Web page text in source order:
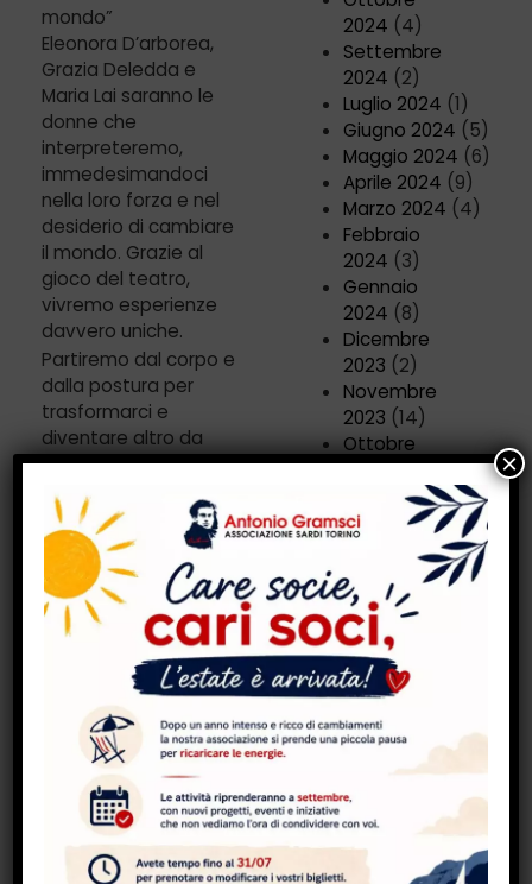
mondo”
Eleonora D’arborea,
Grazia Deledda e
Maria Lai saranno le
donne che
interpreteremo,
immedesimandoci
nella loro forza e nel
desiderio di cambiare
il mondo. Grazie al
gioco del teatro,
vivremo esperienze
davvero uniche.
Partiremo dal corpo e
dalla postura per
trasformarci e
diventare altro da
noi. Useremo la voce
e l’immaginazione per
evolvere e
permetterci di
provare emozioni
profonde, farci forti e
sicure, tanto da
ancorarci alla terra.
Questa rivoluzione ci
renderà solide, ma
allo stesso tempo
elastiche, pronte ai
cambiamenti della
vita e agli scossoni
2024 (4)
Settembre
2024 (2)
Luglio 2024 (1)
Giugno 2024 (5)
Maggio 2024 (6)
Aprile 2024 (9)
Marzo 2024 (4)
Febbraio
2024 (3)
Gennaio
2024 (8)
Dicembre
2023 (2)
Novembre
2023 (14)
Ottobre
2023(4)
Luglio 2023(2)
Giugno 2023(3)
Maggio 2023(3)
Aprile 2023(1)
Marzo 2023
Gennaio
2023(2)
Dicembre
2022(2)
Novembre
2022
Settembre